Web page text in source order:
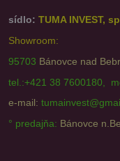
sídlo: TUMA INVEST,
Showroom:
95703 Bánovce nad
tel.:+421 38 7600180,
e-mail:
° predajňa: Bánovce